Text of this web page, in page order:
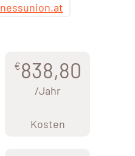
€838,80
/Jahr
Kosten